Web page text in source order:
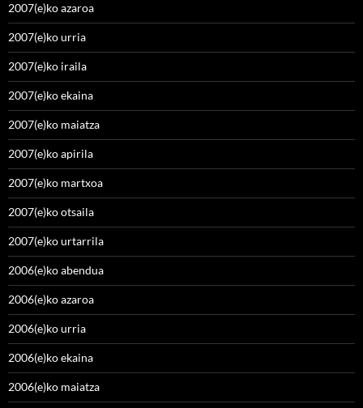
2007(e)ko azaroa
2007(e)ko urria
2007(e)ko iraila
2007(e)ko ekaina
2007(e)ko maiatza
2007(e)ko apirila
2007(e)ko martxoa
2007(e)ko otsaila
2007(e)ko urtarrila
2006(e)ko abendua
2006(e)ko azaroa
2006(e)ko urria
2006(e)ko ekaina
2006(e)ko maiatza